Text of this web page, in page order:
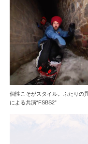
個性こそがスタイル。ふたりの
による共演“FSBS2”